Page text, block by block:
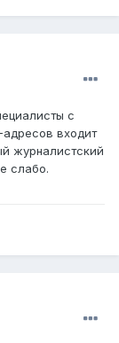
с
адресов входит
журналистский
слабо.